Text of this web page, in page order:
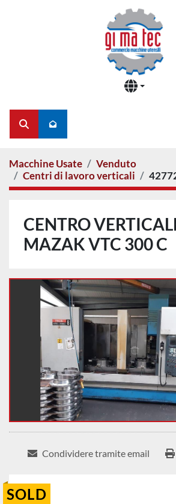
Cerca
Macchine Usate
Venduto
Centri di lavoro verticali
CENTRO
MAZAK VTC 300 C
Condividere tramite email
SOLD